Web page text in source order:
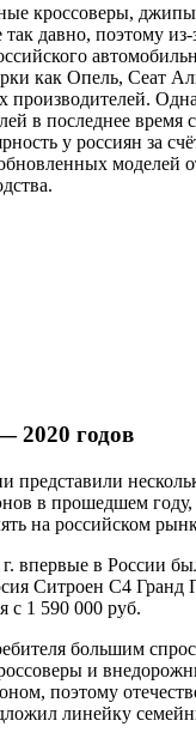
кроссоверы,
давно, поэтому
как Опель, Сеат
производителей.
в последнее время
у россиян за
моделей
2020 годов
представили
в прошедшем году,
на российском
впервые в России
Ситроен С4 Гранд
с 1 590 000 руб.
большим
и
поэтому
линейку